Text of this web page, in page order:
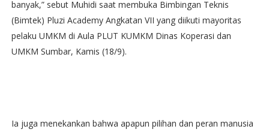
banyak,” sebut Muhidi saat membuka Bimbingan Teknis
(Bimtek) Pluzi Academy Angkatan VII yang diikuti mayoritas
pelaku UMKM di Aula PLUT KUMKM Dinas Koperasi dan
UMKM Sumbar, Kamis (18/9).
Ia juga menekankan bahwa apapun pilihan dan peran manusia